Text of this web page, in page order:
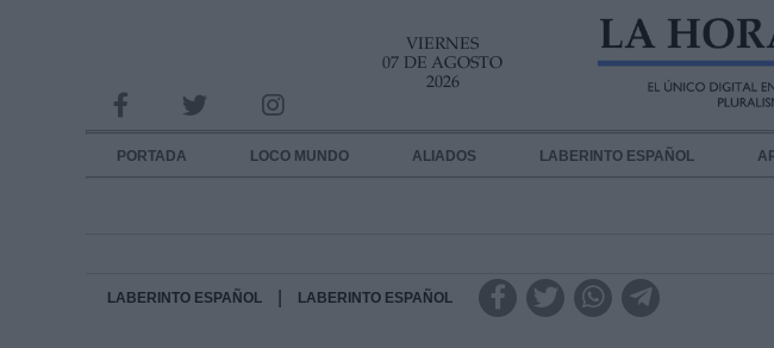
VIERNES
07 DE AGOSTO
2026
PORTADA LOCO MUNDO ALIADOS LABERINTO ESPAÑOL
LABERINTO ESPAÑOL LABERINTO ESPAÑOL
INFORMACION SOBRE LA PROTECCIÓN DE TUS DATOS
Responsable:
Destinatarios: